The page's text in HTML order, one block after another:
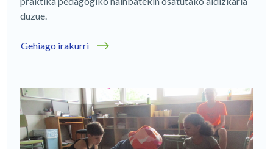
duzue.
Gehiago irakurri